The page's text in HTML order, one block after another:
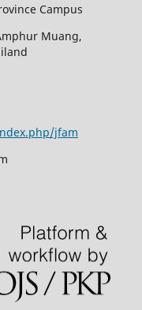
Campus
Muang,
jfam